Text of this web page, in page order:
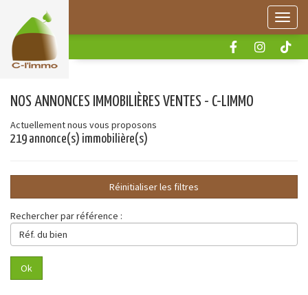
Menu
NOS ANNONCES IMMOBILIÈRES VENTES - C-LIMMO
Actuellement nous vous proposons
219 annonce(s) immobilière(s)
Réinitialiser les filtres
Rechercher par référence :
Réf.
du
bien
Ok